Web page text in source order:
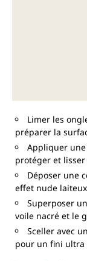
Limer les
préparer la
Appliquer une
protéger et lisser
Déposer une
effet nude laiteux
Superposer
voile nacré et le
Sceller avec
pour un fini